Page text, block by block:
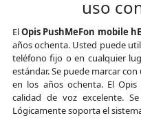
uso
ElOpis PushMeFon mobile
años ochenta. Usted puede
teléfono fijo o en cualquier
estándar. Se puede marcar
en los años ochenta. El
calidad de voz excelente.
Lógicamente soporta el